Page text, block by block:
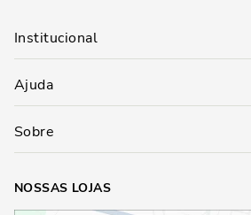
Institucional
Ajuda
Sobre
NOSSAS LOJAS